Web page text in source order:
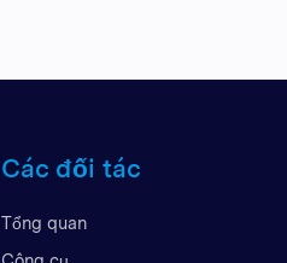
Các đối tác
Tổng quan